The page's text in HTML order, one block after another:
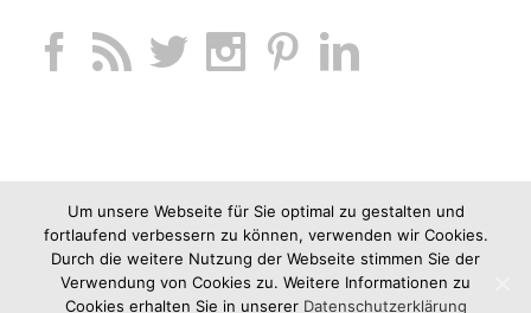
Um unsere Webseite für Sie optimal zu gestalten und
fortlaufend verbessern zu können, verwenden wir Cookies.
Durch die weitere Nutzung der Webseite stimmen Sie der
Verwendung von Cookies zu. Weitere Informationen zu
Cookies erhalten Sie in unserer Datenschutzerklärung